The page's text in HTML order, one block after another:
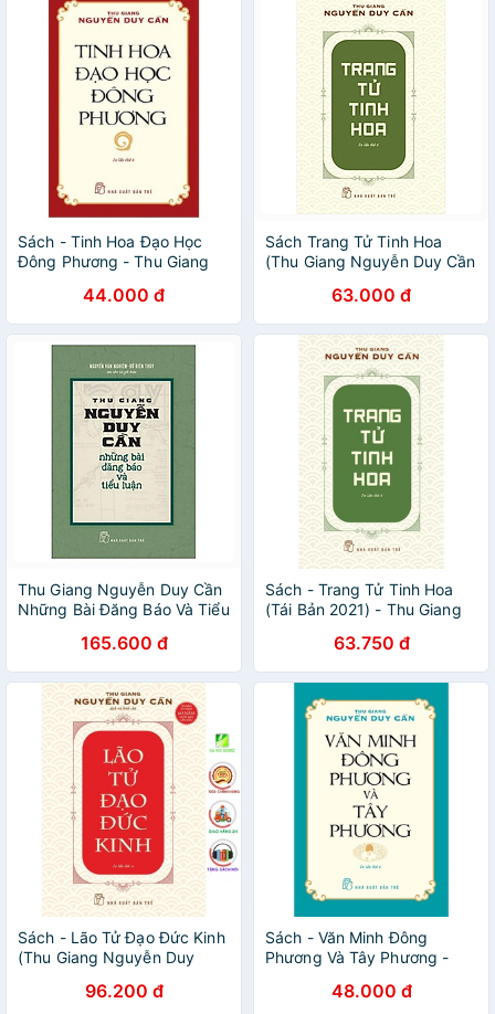
Sách - Tinh Hoa Đạo Học
Đông Phương - Thu Giang
44.000 đ
Sách Trang Tử Tinh Hoa
(Thu Giang Nguyễn Duy Cần
63.000 đ
Thu Giang Nguyễn Duy Cần
Những Bài Đăng Báo Và Tiểu
165.600 đ
Sách - Trang Tử Tinh Hoa
(Tái Bản 2021) - Thu Giang
63.750 đ
Sách - Lão Tử Đạo Đức Kinh
(Thu Giang Nguyễn Duy
96.200 đ
Sách - Văn Minh Đông
Phương Và Tây Phương -
48.000 đ